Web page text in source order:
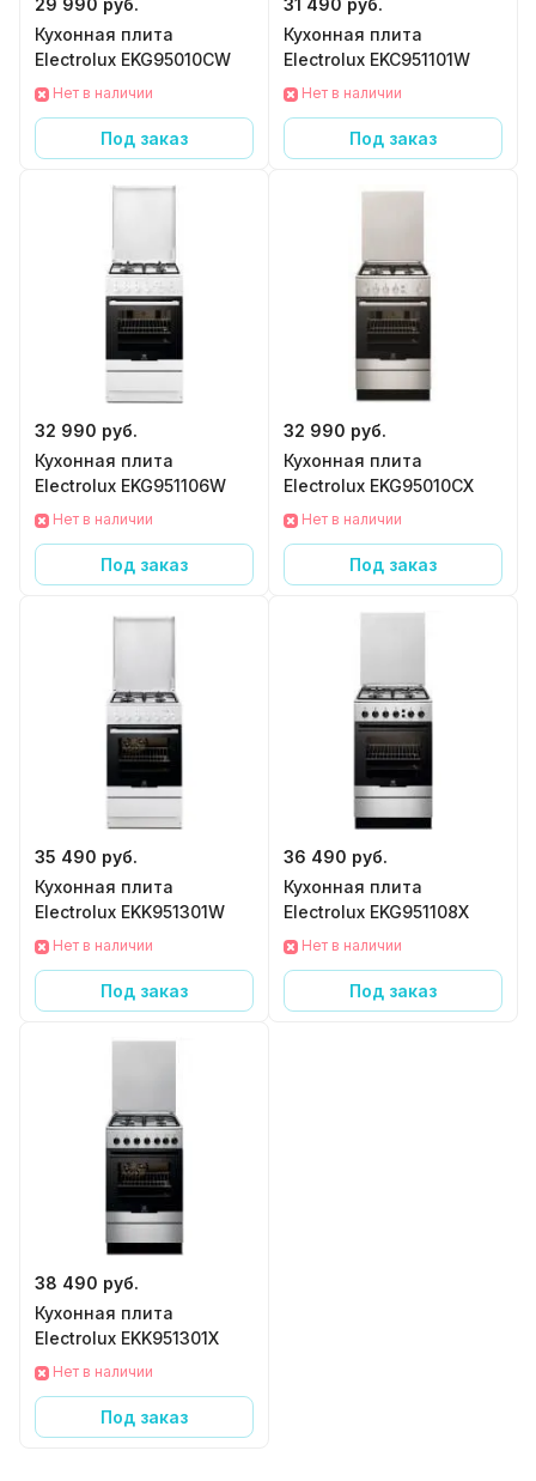
29 990 руб.
Кухонная плита
Electrolux EKG95010CW
Нет в наличии
Под заказ
31 490 руб.
Кухонная плита
Electrolux EKC951101W
Нет в наличии
Под заказ
32 990 руб.
Кухонная плита
Electrolux EKG951106W
Нет в наличии
Под заказ
32 990 руб.
Кухонная плита
Electrolux EKG95010CX
Нет в наличии
Под заказ
35 490 руб.
Кухонная плита
Electrolux EKK951301W
Нет в наличии
Под заказ
36 490 руб.
Кухонная плита
Electrolux EKG951108X
Нет в наличии
Под заказ
38 490 руб.
Кухонная плита
Electrolux EKK951301X
Нет в наличии
Под заказ